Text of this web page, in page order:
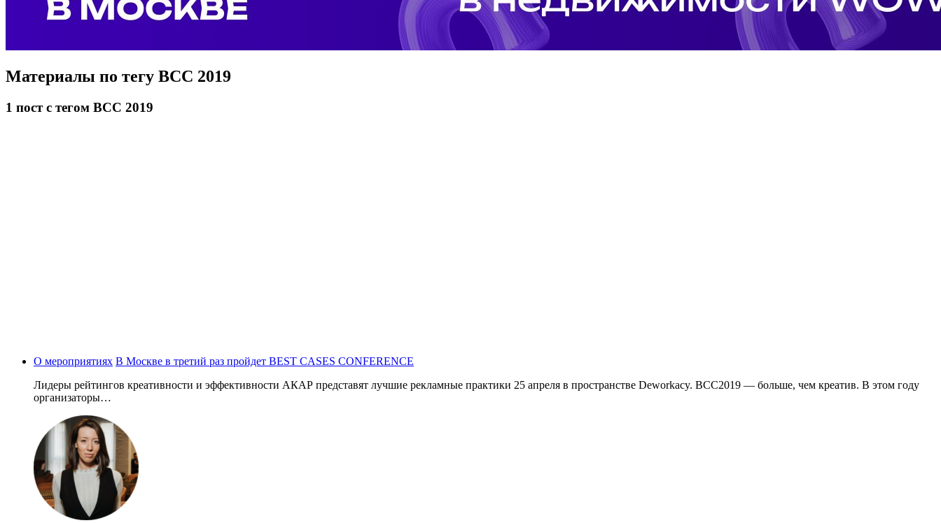
Материалы по тегу BCC 2019
1 постс тегом BCC 2019
О мероприятиях В Москве в третий раз пройдет BEST CASES CONFERENCE
Лидеры рейтингов креативности и эффективности АКАР представят лучшие рекламные практики 25 апреля в пространстве Deworkacy. BCC2019 — больше, чем креатив. В этом году
организаторы…